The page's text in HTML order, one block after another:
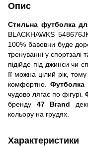
Опис
Стильна футболка
BLACKHAWKS
100% бавовни буде
тренуванні у спортзалі
підійде під джинси чи
її можна цілий рік,
комфортно. Футболка
чудово лягає по фігурі.
бренду 47 Brand
кольору на грудях.
Характеристики